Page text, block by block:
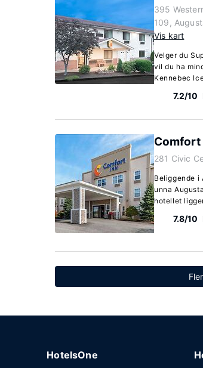
395
109,
Vis kart
Velger du
vil du ha
Kennebec
7.2/10
Comfort
281 Civic
Beliggende i
unna
hotellet
7.8/10
HotelsOne